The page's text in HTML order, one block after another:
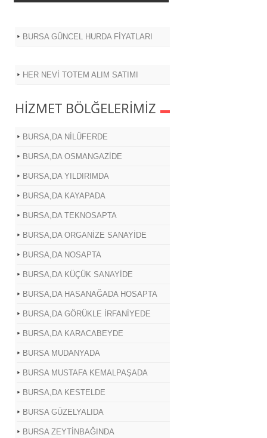
BURSA GÜNCEL HURDA FİYATLARI
HER NEVİ TOTEM ALIM SATIMI
HİZMET BÖLĞELERİMİZ
BURSA,DA NİLÜFERDE
BURSA,DA OSMANGAZİDE
BURSA,DA YILDIRIMDA
BURSA,DA KAYAPADA
BURSA,DA TEKNOSAPTA
BURSA,DA ORGANİZE SANAYİDE
BURSA,DA NOSAPTA
BURSA,DA KÜÇÜK SANAYİDE
BURSA,DA HASANAĞADA HOSAPTA
BURSA,DA GÖRÜKLE İRFANİYEDE
BURSA,DA KARACABEYDE
BURSA MUDANYADA
BURSA MUSTAFA KEMALPAŞADA
BURSA,DA KESTELDE
BURSA GÜZELYALIDA
BURSA ZEYTİNBAĞINDA